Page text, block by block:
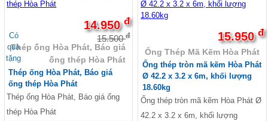
Thép xây dựng giá rẻ
Ván ép phủ phim Tekcom giá rẻ
Giá ván cốp pha phủ phim tekcom
Thép hình, thép chữ I, thép hình H, thép V,
thép hình U, thép La
Thép hình,thép I H U V Hòa Phát
Sắt thép I H U Posco
Sắt thép U I V An Khánh
Sắt thép U I H Trung Quốc
Có
quà
tặng
14.950đ
15.500đ
Thép ống Hòa Phát, Báo giá
ống thép Hòa Phát
Thép ống Hòa Phát, Báo giá
ống thép Hòa Phát
Thép ống Hòa Phát, Báo giá ống
thép Hòa Phát
15.950đ
Ống Thép Mã Kẽm Hòa Phát
Ống thép tròn mã kẽm Hòa Phát
Ø 42.2 x 3.2 x 6m, khối lượng
18.60kg
Ống thép tròn mã kẽm Hòa Phát Ø
42.2 x 3.2 x 6m, khối lượng